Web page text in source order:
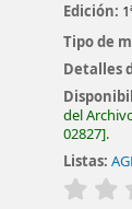
Edición:
Tipo de
Detalles
del
02827 .
Listas:
valoración